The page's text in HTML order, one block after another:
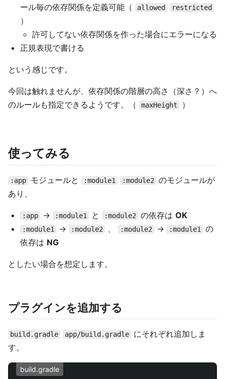
ール毎の依存関係を定義可能（
allowed restricted
）
許可してない依存関係を作った場合にエラーになる
正規表現で書ける
という感じです。
今回は触れませんが、依存関係の階層の高さ（深さ？）へ
のルールも指定できるようです。（
maxHeight ）
使ってみる
:app モジュールと :module1 :module2
のモジュールが
あり、
:app → :module1 と :module2 の依存は OK
:module1 → :module2 、 :module2 → :module1
の
依存は NG
としたい場合を想定します。
プラグインを追加する
build.gradle app/build.gradle
にそれぞれ追加しま
す。
build.gradle